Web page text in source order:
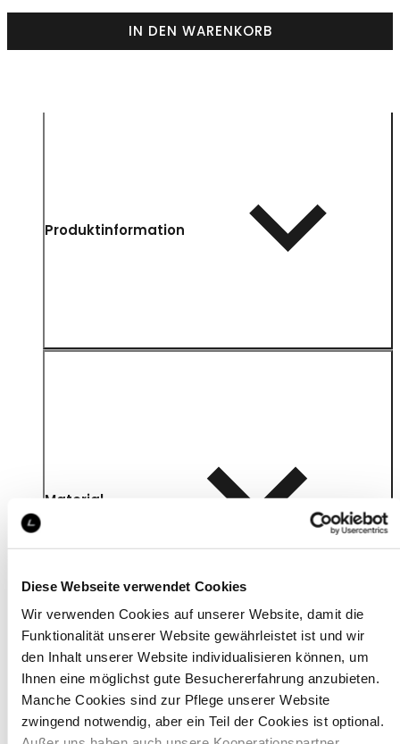
Diese Webseite verwendet Cookies
Wir verwenden Cookies auf unserer Website, damit die
Funktionalität unserer Website gewährleistet ist und wir
den Inhalt unserer Website individualisieren können, um
Ihnen eine möglichst gute Besuchererfahrung anzubieten.
Manche Cookies sind zur Pflege unserer Website
zwingend notwendig, aber ein Teil der Cookies ist optional.
IN DEN WARENKORB
Produktinformation
Material